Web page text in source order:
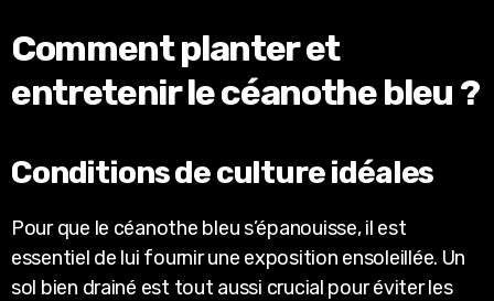
Comment planter et
entretenir le céanothe bleu ?
Conditions de culture idéales
Pour que le céanothe bleu s’épanouisse, il est
essentiel de lui fournir une exposition ensoleillée. Un
sol bien drainé est tout aussi crucial pour éviter les